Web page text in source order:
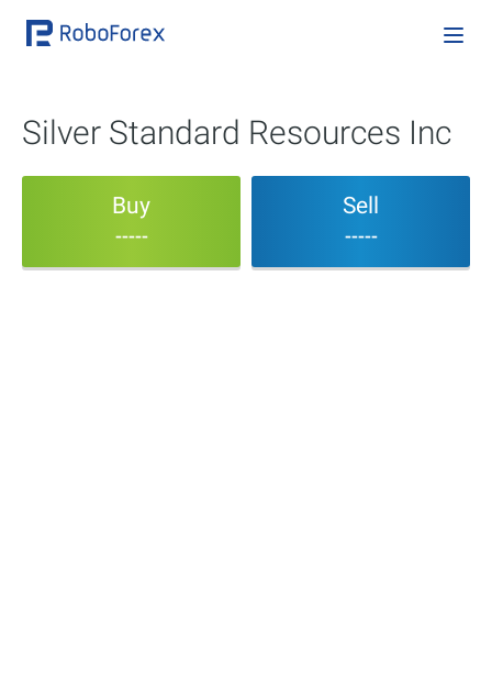
Silver Standard Resources Inc
Buy
-----
Sell
-----